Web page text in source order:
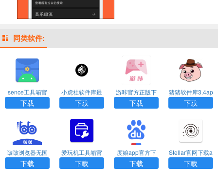
同类软件:
sence工具箱官
方版下载
下载
小虎社软件库最
新版本
下载
游咔官方正版下
载
下载
猪猪软件库3.4ap
k
下载
啵啵浏览器无国
界全球通最新版
下载
爱玩机工具箱官
网版下载
下载
度娘app官方下
载
下载
Stellar官网下载a
pp
下载